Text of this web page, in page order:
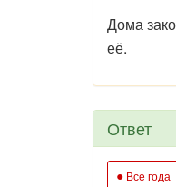
Дома
её.
Ответ
● Все года